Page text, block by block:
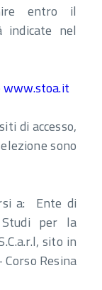
entro il
indicate nel
www.stoa.it
di accesso,
sono
a: Ente di
per la
sito in
Corso Resina